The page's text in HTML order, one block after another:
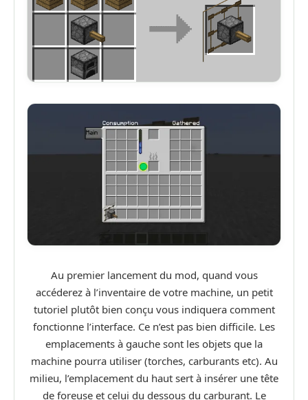
Au premier lancement du mod, quand vous
accéderez à l’inventaire de votre machine, un petit
tutoriel plutôt bien conçu vous indiquera comment
fonctionne l’interface. Ce n’est pas bien difficile. Les
emplacements à gauche sont les objets que la
machine pourra utiliser (torches, carburants etc). Au
milieu, l’emplacement du haut sert à insérer une tête
de foreuse et celui du dessous du carburant. Le